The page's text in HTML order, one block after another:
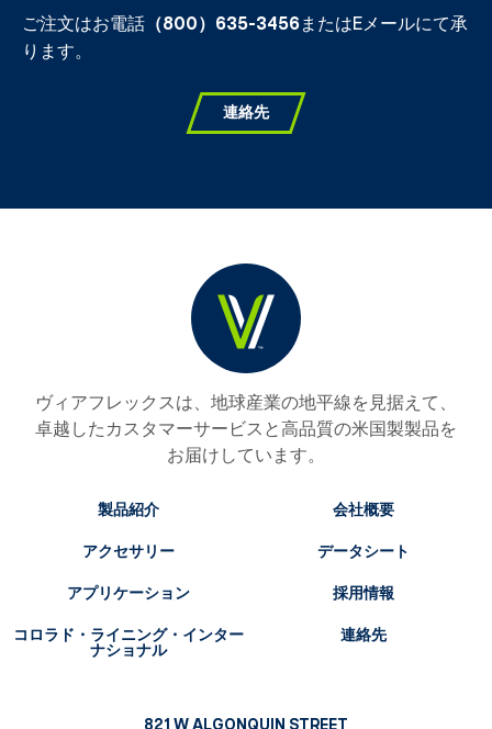
ご注文はお電話 （800）635-3456またはEメールにて承
ります。
連絡先
ヴィアフレックスは、地球産業の地平線を見据えて、
卓越したカスタマーサービスと高品質の米国製製品を
お届けしています。
製品紹介
アクセサリー
アプリケーション
コロラド・ライニング・インター
ナショナル
会社概要
データシート
採用情報
連絡先
821 W ALGONQUIN STREET